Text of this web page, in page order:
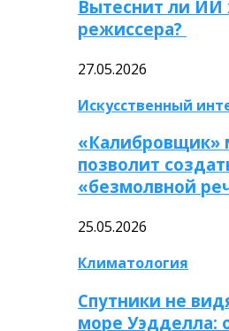
Вытеснит ли ИИ
режиссера?
27.05.2026
Искусственный
«Калибровщик»
позволит
«безмолвной
25.05.2026
Климатология
Спутники не
море Уэдделла: